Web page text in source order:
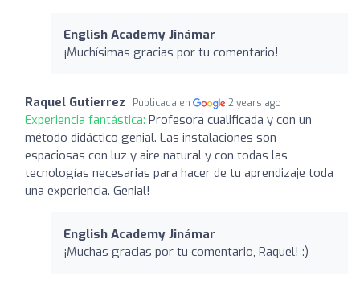
English Academy Jinámar
¡Muchísimas gracias por tu comentario!
Raquel Gutierrez Publicada en 2 years ago
Experiencia fantástica: Profesora cualificada y con un
método didáctico genial. Las instalaciones son
espaciosas con luz y aire natural y con todas las
tecnologías necesarias para hacer de tu aprendizaje toda
una experiencia. Genial!
English Academy Jinámar
¡Muchas gracias por tu comentario, Raquel! :)